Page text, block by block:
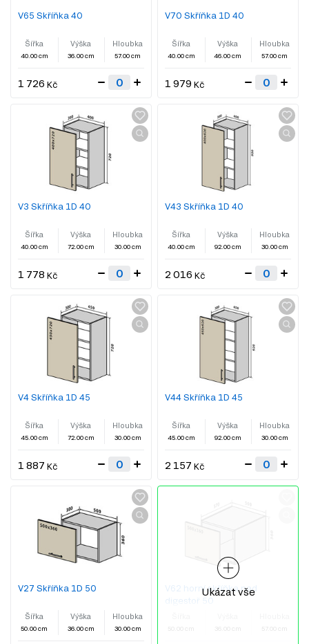
V65 Skříňka 40
Šířka
40.00 cm
Výška
36.00 cm
Hloubka
57.00 cm
1 726 Kč
V70 Skříňka 1D 40
Šířka
40.00 cm
Výška
46.00 cm
Hloubka
57.00 cm
1 979 Kč
V3 Skříňka 1D 40
Šířka
40.00 cm
Výška
72.00 cm
Hloubka
30.00 cm
1 778 Kč
V43 Skříňka 1D 40
Šířka
40.00 cm
Výška
92.00 cm
Hloubka
30.00 cm
2 016 Kč
V4 Skříňka 1D 45
Šířka
45.00 cm
Výška
72.00 cm
Hloubka
30.00 cm
1 887 Kč
V44 Skříňka 1D 45
Šířka
45.00 cm
Výška
92.00 cm
Hloubka
30.00 cm
2 157 Kč
V27 Skříňka 1D 50
Šířka
50.00 cm
Výška
36.00 cm
Hloubka
30.00 cm
V62 horní skříňka nad
digestoř 50
50.00 cm 36.00 cm 57.00 cm
Ukázat vše